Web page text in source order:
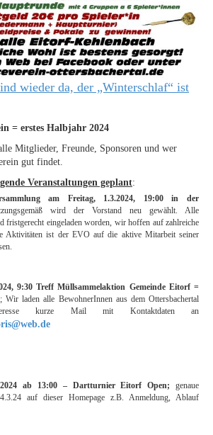
wieder da, der „Winterschlaf“ ist
= erstes Halbjahr 2024
Mitglieder, Freunde, Sponsoren und wer
gut findet.
Veranstaltungen geplant:
am Freitag, 1.3.2024, 19:00 in der
wird der Vorstand neu gewählt. Alle
fristgerecht eingeladen worden, wir hoffen auf zahlreiche
Aktivitäten ist der EVO auf die aktive Mitarbeit seiner
9:30 Treff Müllsammelaktion Gemeinde Eitorf =
; Wir laden alle BewohnerInnen aus dem Ottersbachertal
kurze Mail mit Kontaktdaten an
ab 13:00 – Dartturnier Eitorf Open; genaue
auf dieser Homepage z.B. Anmeldung, Ablauf